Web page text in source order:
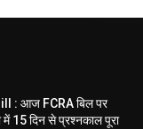
: आज FCRA बिल पर
15 दिन से प्रश्नकाल पूरा